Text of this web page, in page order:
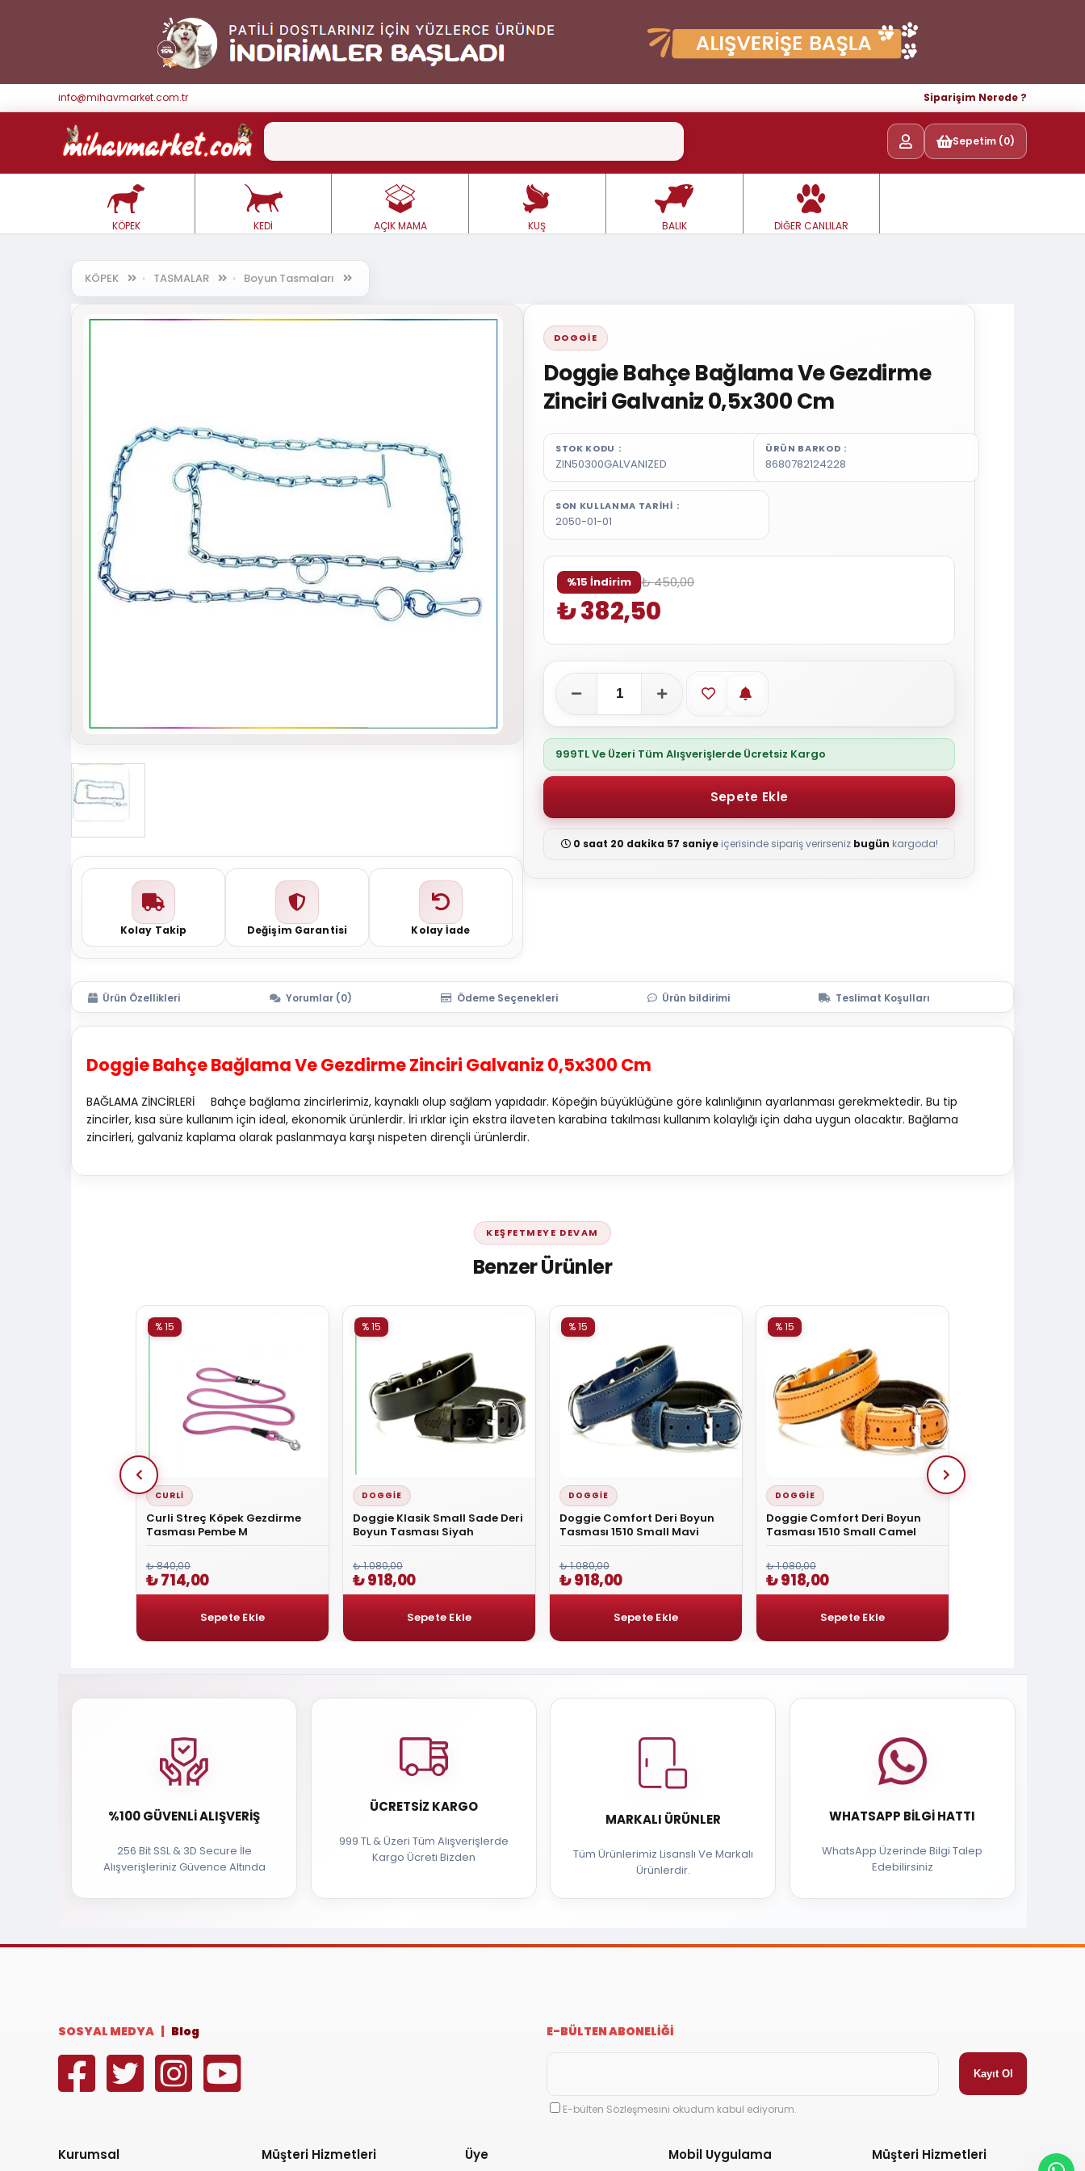
info@mihavmarket.com.tr Siparişim Nerede ?
Sepetim (0)
KÖPEK KEDİ AÇIK MAMA KUŞ BALIK DİĞER CANLILAR
KÖPEK TASMALAR Boyun Tasmaları
Kolay Takip Değişim Garantisi Kolay İade
DOGGIE
Doggie Bahçe Bağlama Ve Gezdirme
Zinciri Galvaniz 0,5x300 Cm
STOK KODU
ZIN50300GALVANIZED
ÜRÜN BARKOD
8680782124228
SON KULLANMA TARIHI
2050-01-01
%15 İndirim ₺ 450,00
₺ 382,50
Favorilere ekle
Stoğa gelince haber ver
999TL Ve Üzeri Tüm Alışverişlerde Ücretsiz Kargo
0 saat 20 dakika 57 saniye içerisinde sipariş verirseniz bugün kargoda!
Ürün Özellikleri Yorumlar (0) Ödeme Seçenekleri Ürün bildirimi Teslimat Koşulları
Doggie Bahçe Bağlama Ve Gezdirme Zinciri Galvaniz 0,5x300 Cm
BAĞLAMA ZİNCİRLERİ Bahçe bağlama zincirlerimiz, kaynaklı olup sağlam yapıdadır. Köpeğin büyüklüğüne göre kalınlığının ayarlanması gerekmektedir. Bu tip
zincirler, kısa süre kullanım için ideal, ekonomik ürünlerdir. İri ırklar için ekstra ilaveten karabina takılması kullanım kolaylığı için daha uygun olacaktır. Bağlama
zincirleri, galvaniz kaplama olarak paslanmaya karşı nispeten dirençli ürünlerdir.
KEŞFETMEYE DEVAM
Benzer Ürünler
CURLI
Curli Streç Köpek Gezdirme
Tasması Pembe M
% 15
₺ 840,00
₺ 714,00
DOGGIE
Doggie Klasik Small Sade Deri
Boyun Tasması Siyah
% 15
₺ 1.080,00
₺ 918,00
DOGGIE
Doggie Comfort Deri Boyun
Tasması 1510 Small Mavi
% 15
₺ 1.080,00
₺ 918,00
DOGGIE
Doggie Comfort Deri Boyun
Tasması 1510 Small Camel
% 15
₺ 1.080,00
₺ 918,00
%100 GÜVENLI ALIŞVERIŞ
256 Bit SSL & 3D Secure İle
Alışverişleriniz Güvence Altında
ÜCRETSIZ KARGO
999 TL & Üzeri Tüm Alışverişlerde
Kargo Ücreti Bizden
MARKALI ÜRÜNLER
Tüm Ürünlerimiz Lisanslı Ve Markalı
Ürünlerdir.
WHATSAPP BILGI HATTI
WhatsApp Üzerinde Bilgi Talep
Edebilirsiniz
SOSYAL MEDYA | Blog E-BÜLTEN ABONELİĞİ
E-bülten Sözleşmesini okudum kabul ediyorum.
Kurumsal Müşteri Hizmetleri Üye Mobil Uygulama Müşteri Hizmetleri